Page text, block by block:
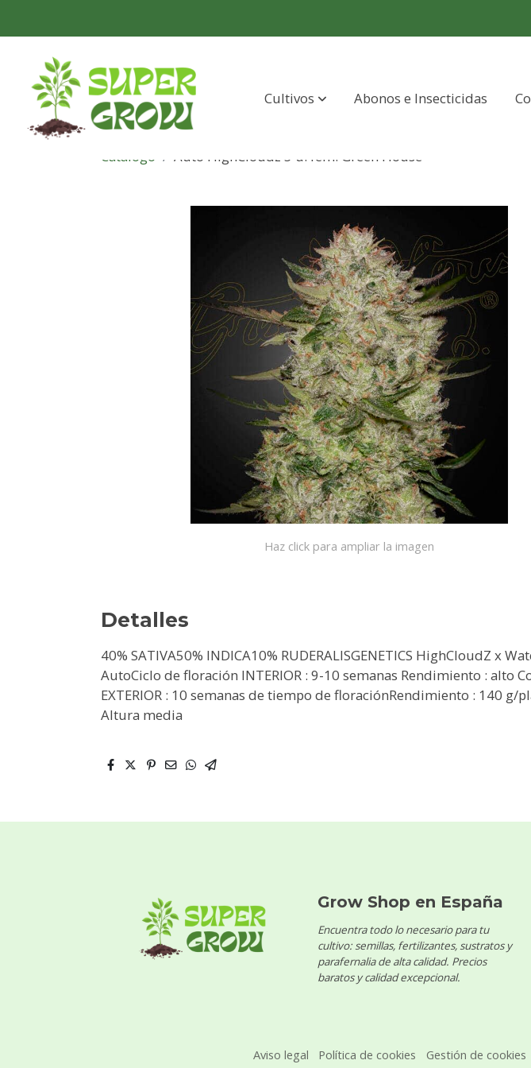
Cultivos Abonos e Insecticidas
Catálogo Auto HighCloudz 5 u. fem. Green House
Haz click para ampliar la imagen
Detalles
40% SATIVA50% INDICA10% RUDERALISGENETICS HighCloudZ x
AutoCiclo de floración INTERIOR : 9-10 semanas Rendimiento : alto
EXTERIOR : 10 semanas de tiempo de floraciónRendimiento : 140 g/
Altura media
Grow Shop en España
Encuentra todo lo necesario para tu
cultivo: semillas, fertilizantes, sustratos y
parafernalia de alta calidad. Precios
baratos y calidad excepcional.
Aviso legal Política de cookies Gestión de cookies